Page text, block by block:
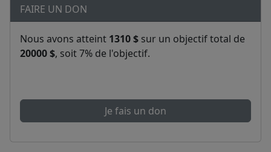
FAIRE UN DON
Nous avons atteint 1310 $ sur un objectif total de
20000 $, soit 7% de l'objectif.
Je fais un don